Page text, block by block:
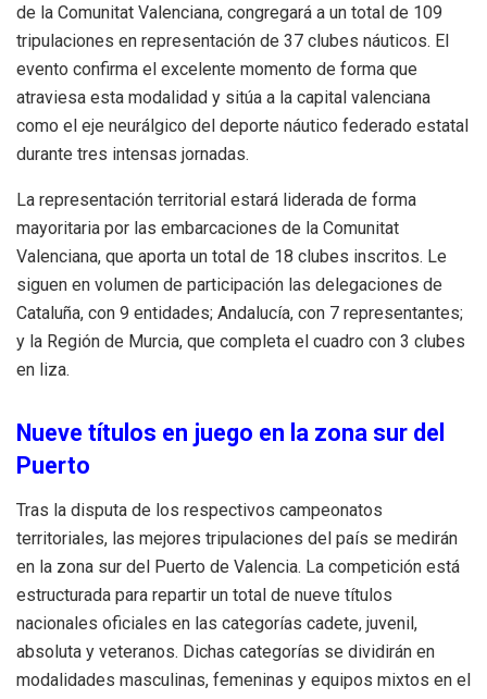
de la Comunitat Valenciana, congregará a un total de 109
tripulaciones en representación de 37 clubes náuticos. El
evento confirma el excelente momento de forma que
atraviesa esta modalidad y sitúa a la capital valenciana
como el eje neurálgico del deporte náutico federado estatal
durante tres intensas jornadas.
La representación territorial estará liderada de forma
mayoritaria por las embarcaciones de la Comunitat
Valenciana, que aporta un total de 18 clubes inscritos. Le
siguen en volumen de participación las delegaciones de
Cataluña, con 9 entidades; Andalucía, con 7 representantes;
y la Región de Murcia, que completa el cuadro con 3 clubes
en liza.
Nueve títulos en juego en la zona sur del
Puerto
Tras la disputa de los respectivos campeonatos
territoriales, las mejores tripulaciones del país se medirán
en la zona sur del Puerto de Valencia. La competición está
estructurada para repartir un total de nueve títulos
nacionales oficiales en las categorías cadete, juvenil,
absoluta y veteranos. Dichas categorías se dividirán en
modalidades masculinas, femeninas y equipos mixtos en el